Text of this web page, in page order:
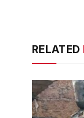
RELATED